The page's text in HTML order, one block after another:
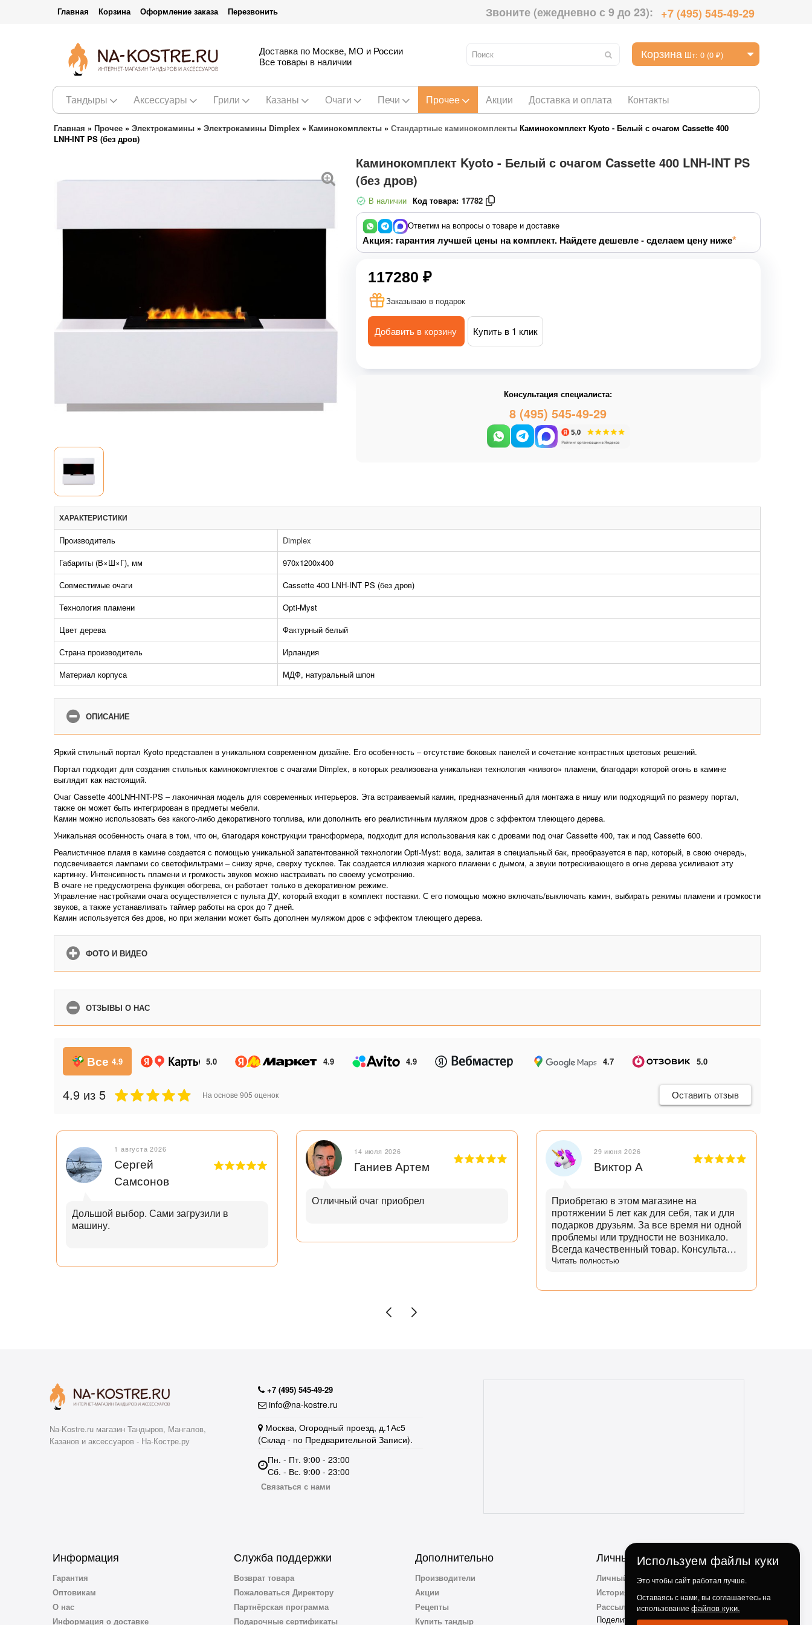
Главная Корзина Оформление заказа Перезвонить Звоните (ежедневно с 9 до 23): +7 (495) 545-49-29
Корзина Шт: 0 (0 ₽)
Доставка по Москве, МО и России
Все товары в наличии
Тандыры Аксессуары Грили Казаны Очаги Печи Прочее Акции Доставка и оплата Контакты
Главная » Прочее » Электрокамины » Электрокамины Dimplex » Каминокомплекты » Стандартные каминокомплекты Каминокомплект Kyoto - Белый с очагом Cassette 400
LNH-INT PS (без дров)
Каминокомплект Kyoto - Белый с очагом Cassette 400 LNH-INT PS
(без дров)
В наличии Код товара: 17782
Ответим на вопросы о товаре и доставке
Акция: гарантия лучшей цены на комплект. Найдете дешевле - сделаем цену ниже
117280 ₽
Заказываю в подарок
Добавить в корзину Купить в 1 клик
Консультация специалиста:
8 (495) 545-49-29
ХАРАКТЕРИСТИКИ
Производитель
Dimplex
Габариты (В×Ш×Г), мм
970x1200x400
Совместимые очаги
Cassette 400 LNH-INT PS (без дров)
Технология пламени
Opti-Myst
Цвет дерева
Фактурный белый
Страна производитель
Ирландия
Материал корпуса
МДФ, натуральный шпон
ОПИСАНИЕ
Яркий стильный портал Kyoto представлен в уникальном современном дизайне. Его особенность – отсутствие боковых панелей и сочетание контрастных цветовых решений.
Портал подходит для создания стильных каминокомплектов с очагами Dimplex, в которых реализована уникальная технология «живого» пламени, благодаря которой огонь в камине
выглядит как настоящий.
Очаг Cassette 400LNH-INT-PS – лаконичная модель для современных интерьеров. Эта встраиваемый камин, предназначенный для монтажа в нишу или подходящий по размеру портал,
также он может быть интегрирован в предметы мебели.
Камин можно использовать без какого-либо декоративного топлива, или дополнить его реалистичным муляжом дров с эффектом тлеющего дерева.
Уникальная особенность очага в том, что он, благодаря конструкции трансформера, подходит для использования как с дровами под очаг Cassette 400, так и под Cassette 600.
Реалистичное пламя в камине создается с помощью уникальной запатентованной технологии Opti-Myst: вода, залитая в специальный бак, преобразуется в пар, который, в свою очередь,
подсвечивается лампами со светофильтрами – снизу ярче, сверху тусклее. Так создается иллюзия жаркого пламени с дымом, а звуки потрескивающего в огне дерева усиливают эту
картинку. Интенсивность пламени и громкость звуков можно настраивать по своему усмотрению.
В очаге не предусмотрена функция обогрева, он работает только в декоративном режиме.
Управление настройками очага осуществляется с пульта ДУ, который входит в комплект поставки. С его помощью можно включать/выключать камин, выбирать режимы пламени и громкости
звуков, а также устанавливать таймер работы на срок до 7 дней.
Камин используется без дров, но при желании может быть дополнен муляжом дров с эффектом тлеющего дерева.
ФОТО И ВИДЕО
ОТЗЫВЫ О НАС
Все 4.9 5.0 4.9 4.9 4.7 5.0
4.9из 5 На основе 905 оценок Оставить отзыв
1 августа 2026
Сергей
Самсонов
Дольшой выбор. Сами загрузили в
машину.
14 июля 2026
Ганиев Артем
Отличный очаг приобрел
29 июня 2026
Виктор А
Приобретаю в этом магазине на
протяжении 5 лет как для себя, так и для
подарков друзьям. За все время ни одной
проблемы или трудности не возникало.
Всегда качественный товар. Консультант
помогает с выбором и советами. Советы
отзывчивые и опытные. Особенно
Читать полностью
Na-Kostre.ru магазин Тандыров, Мангалов,
Казанов и аксессуаров - На-Костре.ру
+7 (495) 545-49-29
info@na-kostre.ru
Москва, Огородный проезд, д.1Ас5
(Склад - по Предварительной Записи).
Пн. - Пт. 9:00 - 23:00
Сб. - Вс. 9:00 - 23:00
Связаться с нами
Информация
Гарантия
Оптовикам
О нас
Информация о доставке
Служба поддержки
Возврат товара
Пожаловаться Директору
Партнёрская программа
Подарочные сертификаты
Дополнительно
Производители
Акции
Рецепты
Купить тандыр
Личный Кабинет
Личный Кабинет
История заказов
Рассылка
Поделиться с друзьми:
Используем файлы куки
Это чтобы сайт работал лучше.
Оставаясь с нами, вы соглашаетесь на
использование файлов куки.